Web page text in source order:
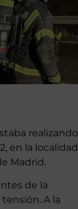
realizando
en la localidad
Madrid.
de la
A la